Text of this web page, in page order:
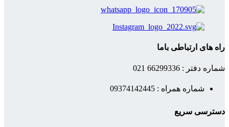
راه های ارتباطی باما
شماره دفتر : 66299336 021
شماره همراه : 09374142445
دسترسی سریع